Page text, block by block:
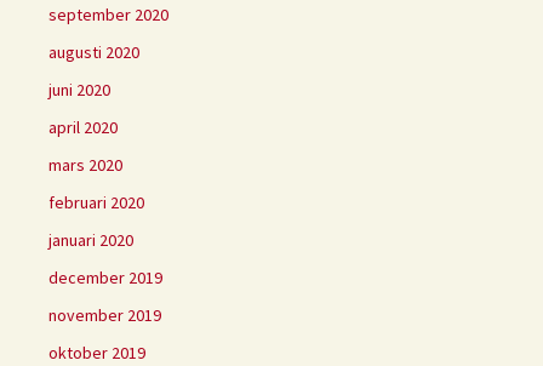
september 2020
augusti 2020
juni 2020
april 2020
mars 2020
februari 2020
januari 2020
december 2019
november 2019
oktober 2019